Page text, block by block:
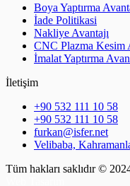
Boya Yaptırma
İade Politikasi
Nakliye Avantajı
CNC Plazma Kesim
İmalat Yaptırma
İletişim
+90 532 111 10 58
+90 532 111 10 58
furkan@isfer.net
Velibaba,
Tüm hakları saklıdır ©